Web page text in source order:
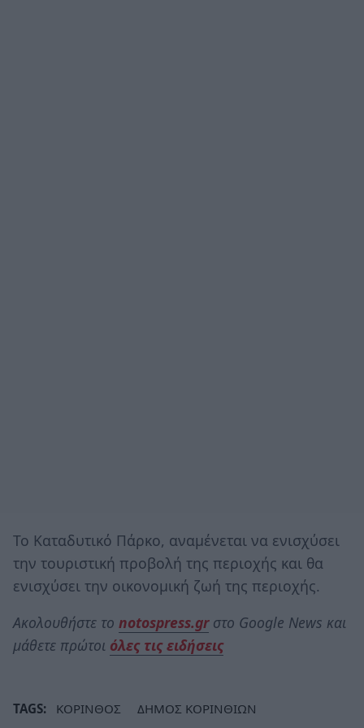
Το Καταδυτικό Πάρκο, αναμένεται να ενισχύσει
την τουριστική προβολή της περιοχής και θα
ενισχύσει την οικονομική ζωή της περιοχής.
Ακολουθήστε το notospress.grστο Google News και
μάθετε πρώτοι όλες τις ειδήσεις
TAGS: ΚΟΡΙΝΘΟΣ
ΔΗΜΟΣ ΚΟΡΙΝΘΙΩΝ